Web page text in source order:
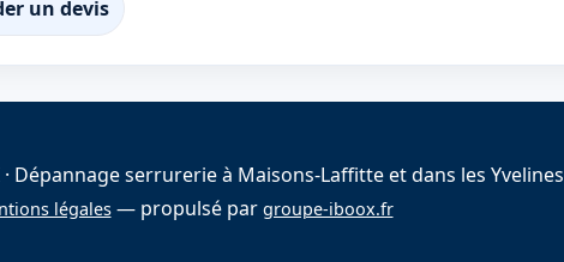
un devis
· Dépannage serrurerie à Maisons-Laffitte et dans les Yvelines
légales— propulsé par groupe-iboox.fr